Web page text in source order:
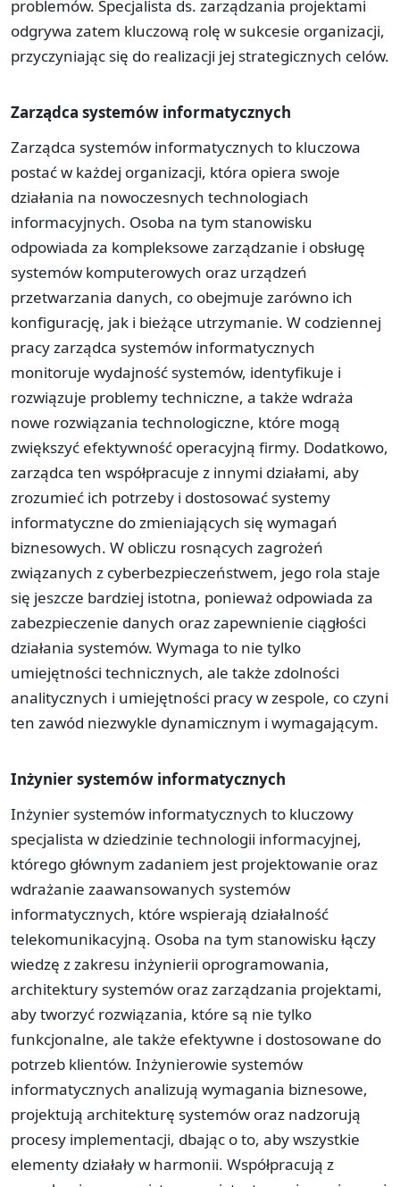
problemów. Specjalista ds. zarządzania projektami
odgrywa zatem kluczową rolę w sukcesie organizacji,
przyczyniając się do realizacji jej strategicznych celów.
Zarządca systemów informatycznych
Zarządca systemów informatycznych to kluczowa
postać w każdej organizacji, która opiera swoje
działania na nowoczesnych technologiach
informacyjnych. Osoba na tym stanowisku
odpowiada za kompleksowe zarządzanie i obsługę
systemów komputerowych oraz urządzeń
przetwarzania danych, co obejmuje zarówno ich
konfigurację, jak i bieżące utrzymanie. W codziennej
pracy zarządca systemów informatycznych
monitoruje wydajność systemów, identyfikuje i
rozwiązuje problemy techniczne, a także wdraża
nowe rozwiązania technologiczne, które mogą
zwiększyć efektywność operacyjną firmy. Dodatkowo,
zarządca ten współpracuje z innymi działami, aby
zrozumieć ich potrzeby i dostosować systemy
informatyczne do zmieniających się wymagań
biznesowych. W obliczu rosnących zagrożeń
związanych z cyberbezpieczeństwem, jego rola staje
się jeszcze bardziej istotna, ponieważ odpowiada za
zabezpieczenie danych oraz zapewnienie ciągłości
działania systemów. Wymaga to nie tylko
umiejętności technicznych, ale także zdolności
analitycznych i umiejętności pracy w zespole, co czyni
ten zawód niezwykle dynamicznym i wymagającym.
Inżynier systemów informatycznych
Inżynier systemów informatycznych to kluczowy
specjalista w dziedzinie technologii informacyjnej,
którego głównym zadaniem jest projektowanie oraz
wdrażanie zaawansowanych systemów
informatycznych, które wspierają działalność
telekomunikacyjną. Osoba na tym stanowisku łączy
wiedzę z zakresu inżynierii oprogramowania,
architektury systemów oraz zarządzania projektami,
aby tworzyć rozwiązania, które są nie tylko
funkcjonalne, ale także efektywne i dostosowane do
potrzeb klientów. Inżynierowie systemów
informatycznych analizują wymagania biznesowe,
projektują architekturę systemów oraz nadzorują
procesy implementacji, dbając o to, aby wszystkie
elementy działały w harmonii. Współpracują z